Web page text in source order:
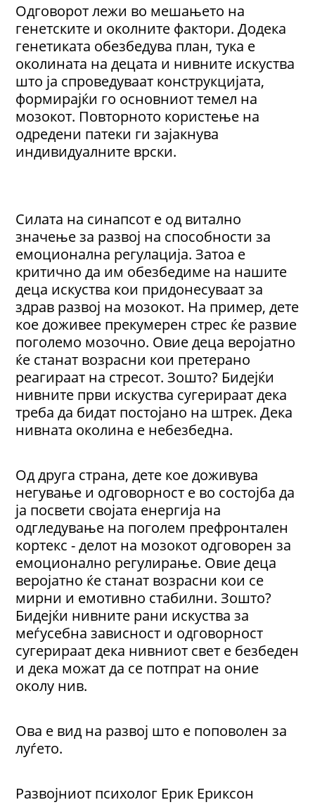
Одговорот лежи во мешањето на
генетските и околните фактори. Додека
генетиката обезбедува план, тука е
околината на децата и нивните искуства
што ја спроведуваат конструкцијата,
формирајќи го основниот темел на
мозокот. Повторното користење на
одредени патеки ги зајакнува
индивидуалните врски.
Силата на синапсот е од витално
значење за развој на способности за
емоционална регулација. Затоа е
критично да им обезбедиме на нашите
деца искуства кои придонесуваат за
здрав развој на мозокот. На пример, дете
кое доживее прекумерен стрес ќе развие
поголемо мозочно. Овие деца веројатно
ќе станат возрасни кои претерано
реагираат на стресот. Зошто? Бидејќи
нивните први искуства сугерираат дека
треба да бидат постојано на штрек. Дека
нивната околина е небезбедна.
Од друга страна, дете кое доживува
негување и одговорност е во состојба да
ја посвети својата енергија на
одгледување на поголем префронтален
кортекс - делот на мозокот одговорен за
емоционално регулирање. Овие деца
веројатно ќе станат возрасни кои се
мирни и емотивно стабилни. Зошто?
Бидејќи нивните рани искуства за
меѓусебна зависност и одговорност
сугерираат дека нивниот свет е безбеден
и дека можат да се потпрат на оние
околу нив.
Ова е вид на развој што е поповолен за
луѓето.
Развојниот психолог Ерик Ериксон